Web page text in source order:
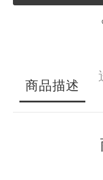
商品描述